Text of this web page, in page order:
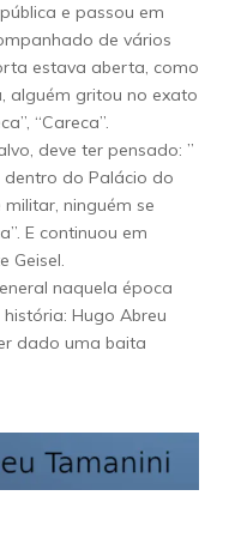
e passou em
de vários
estava aberta, como
alguém gritou no exato
“Careca”.
deve ter pensado: ”
do Palácio do
ninguém se
E continuou em
Geisel.
naquela época
Hugo Abreu
dado uma baita